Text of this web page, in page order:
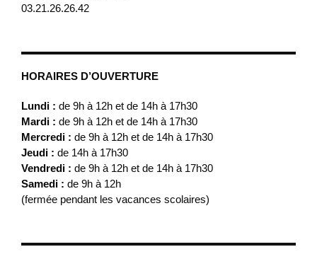
03.21.26.26.42
HORAIRES D’OUVERTURE
Lundi : de 9h à 12h et de 14h à 17h30
Mardi : de 9h à 12h et de 14h à 17h30
Mercredi : de 9h à 12h et de 14h à 17h30
Jeudi : de 14h à 17h30
Vendredi : de 9h à 12h et de 14h à 17h30
Samedi : de 9h à 12h
(fermée pendant les vacances scolaires)